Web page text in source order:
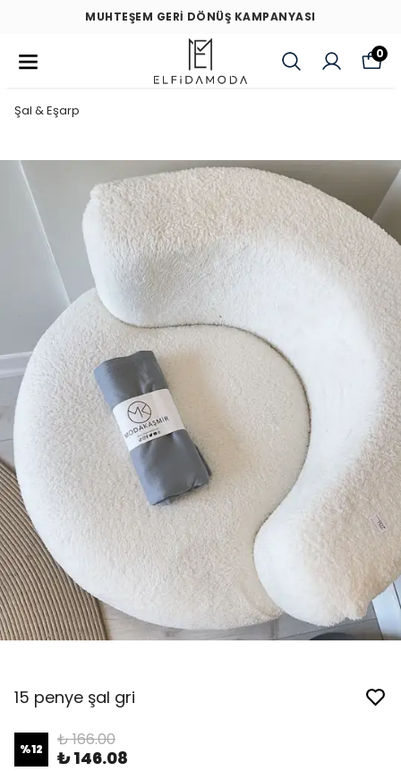
MUHTEŞEM GERİ DÖNÜŞ KAMPANYASI
0
Şal & Eşarp
15 penye şal gri
%12 ₺ 166.00
₺ 146.08